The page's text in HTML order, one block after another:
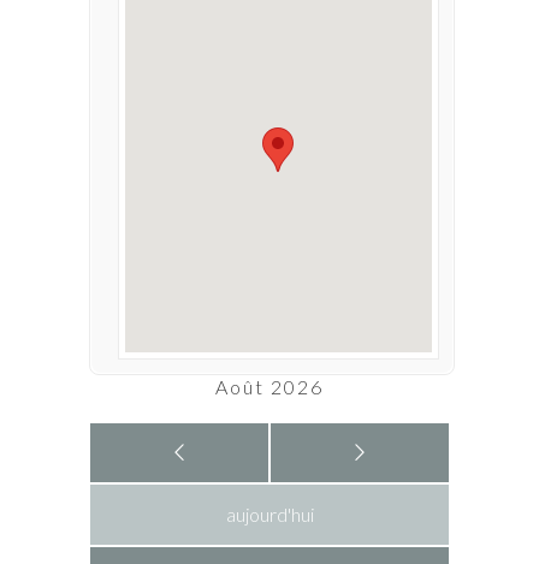
Août 2026
aujourd'hui